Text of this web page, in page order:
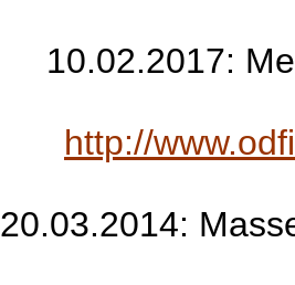
10.02.2017:
http://
20.03.2014: